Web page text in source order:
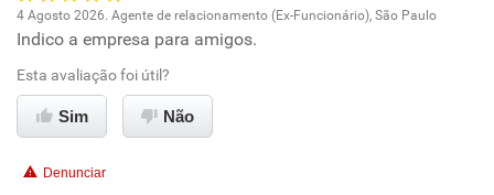
Oportunidade de promoção
Ambiente de trabalho
4 Agosto 2026. Agente de relacionamento (Ex-Funcionário), São Paulo
Indico a empresa para amigos.
Esta avaliação foi útil?
Sim Não
Denunciar